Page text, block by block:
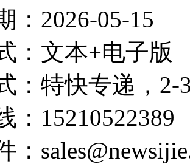
：2026-05-15
：文本+电子版
：特快专递，2-
：15210522389
：